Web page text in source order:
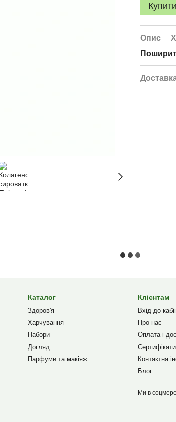
Купити
Опис
Каталог
Здоров'я
Харчування
Набори
Догляд
Парфуми та макіяж
Клієнтам
Вхід до
Про нас
Оплата і
Сертифікати
Контактна
Блог
Ми в